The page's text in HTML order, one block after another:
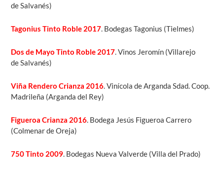
de Salvanés)
Tagonius Tinto Roble 2017 . Bodegas Tagonius (Tielmes)
Dos de Mayo Tinto Roble 2017 . Vinos Jeromín (Villarejo
de Salvanés)
Viña Rendero Crianza 2016 . Vinícola de Arganda Sdad. Coop.
Madrileña (Arganda del Rey)
Figueroa Crianza 2016 . Bodega Jesús Figueroa Carrero
(Colmenar de Oreja)
750 Tinto 2009 . Bodegas Nueva Valverde (Villa del Prado)